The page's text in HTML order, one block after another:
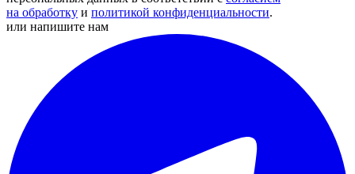
на обработку и политикой конфиденциальности.
или напишите нам